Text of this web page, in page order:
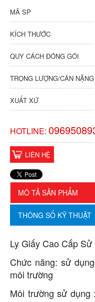
MÃ SP
KÍCH THƯỚC
QUY CÁCH ĐÓNG GÓI
TRỌNG LƯỢNG/CÂN NẶNG
XUẤT XỨ
HOTLINE:
LIÊN HỆ
MÔ TẢ SẢN PHẨM
THÔNG SỐ KỸ THUẬT
Ly Giấy Cao Cấp
Chức năng: sử
môi trường
Môi trường sử dụng